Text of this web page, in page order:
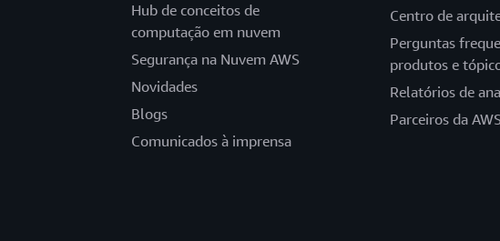
Hub de conceitos de
computação em nuvem
Segurança na Nuvem AWS
Novidades
Blogs
Comunicados à imprensa
Centro de
Perguntas
produtos e
Relatórios de
Parceiros da